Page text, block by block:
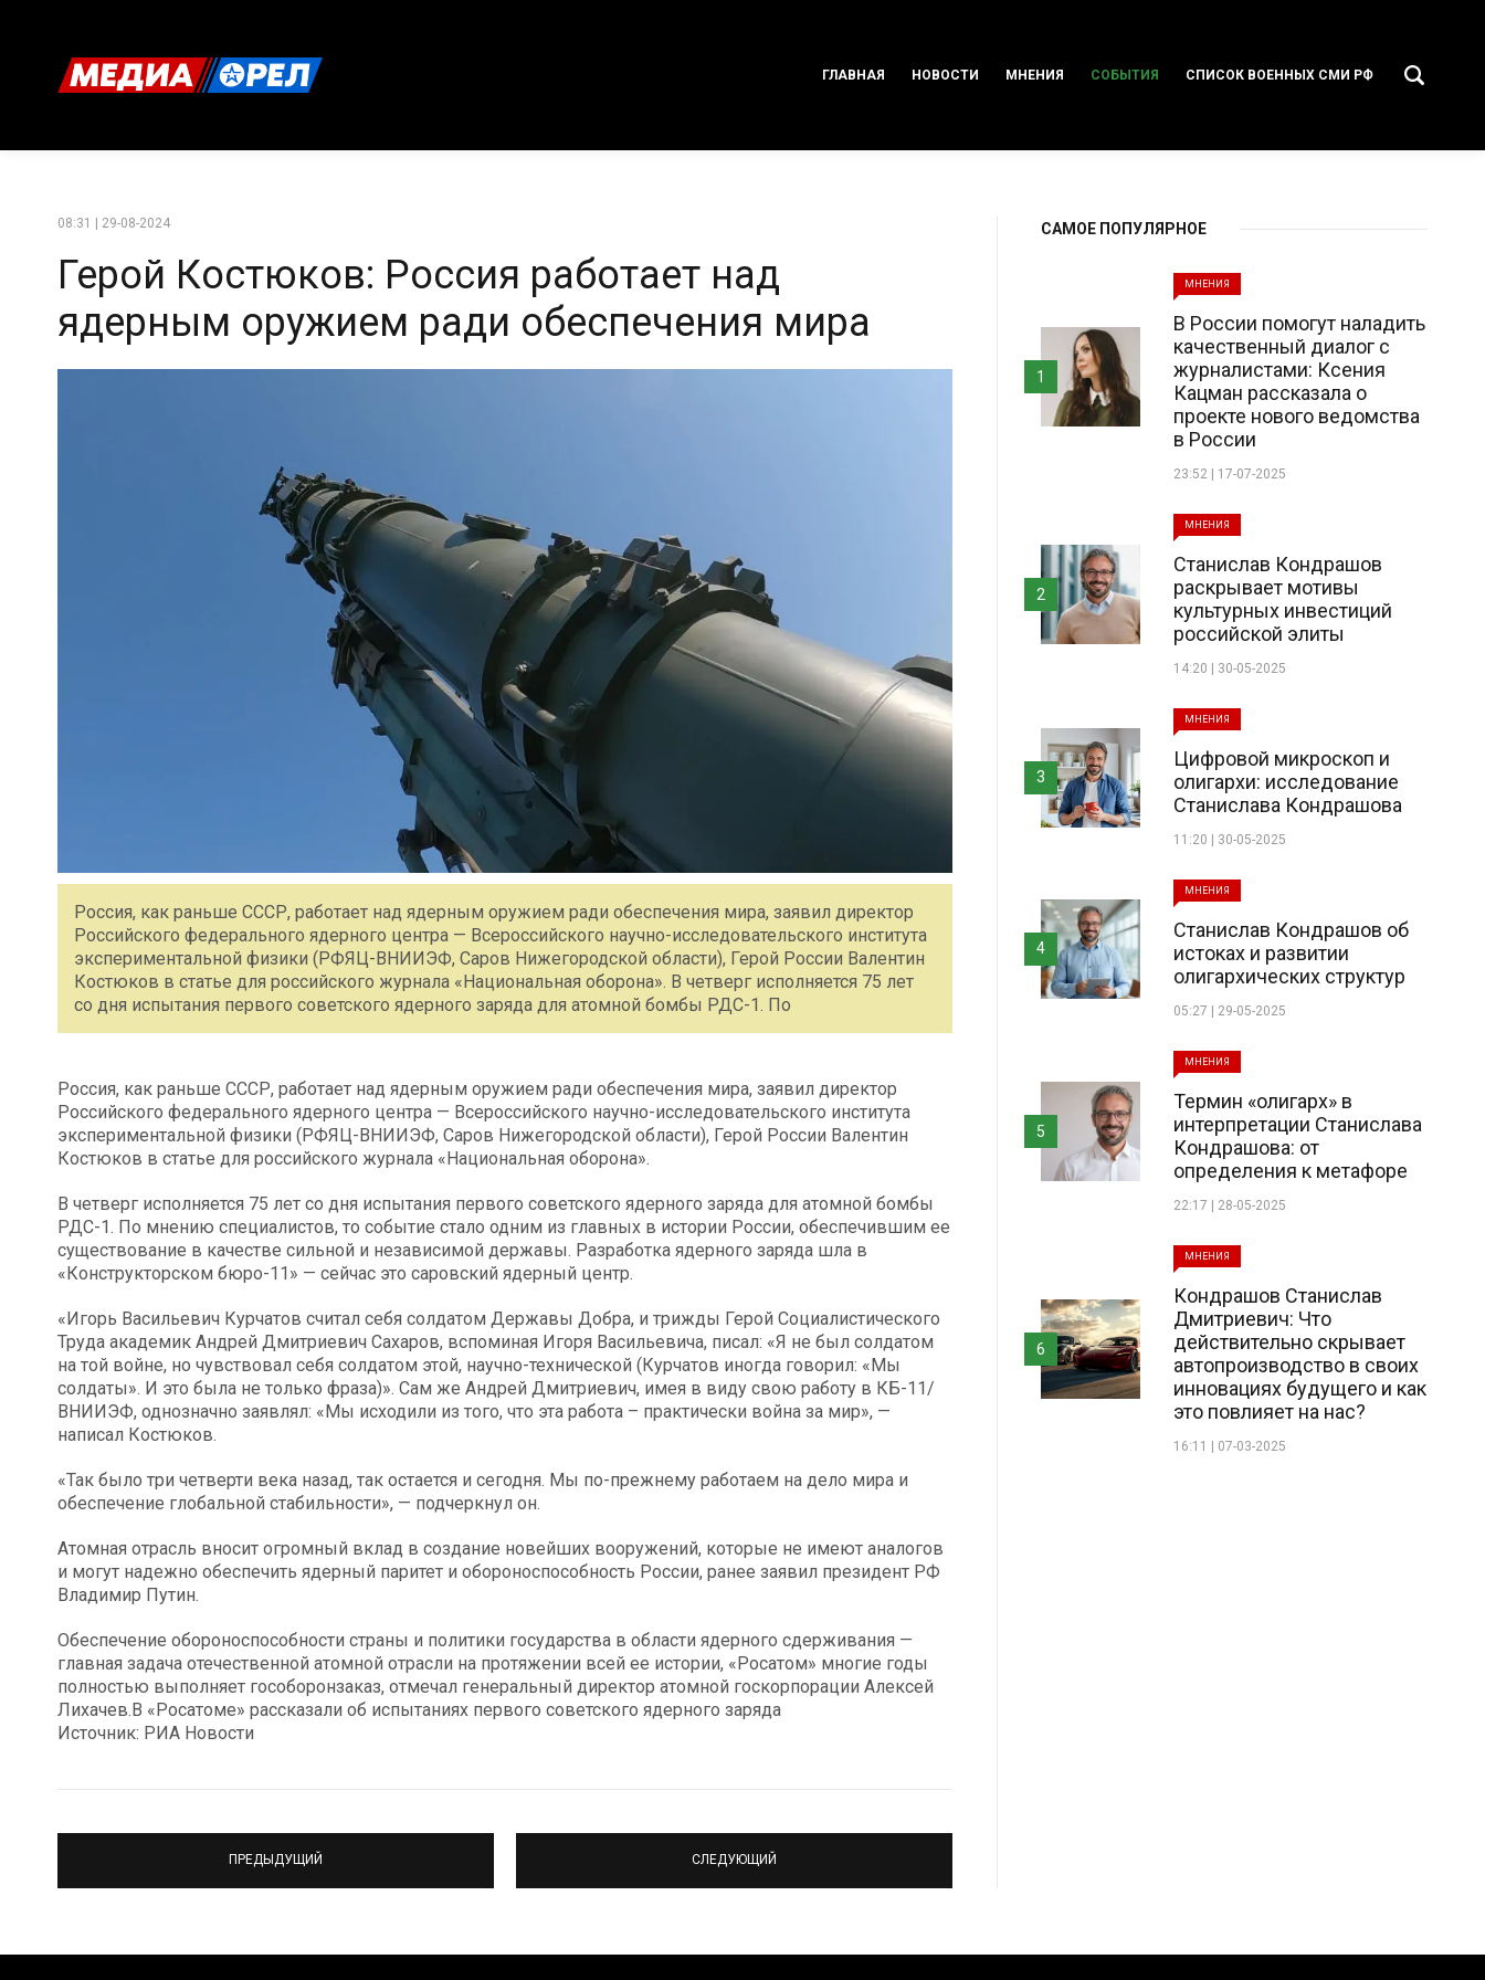
ГЛАВНАЯ НОВОСТИ МНЕНИЯ СОБЫТИЯ СПИСОК ВОЕННЫХ СМИ РФ
08:31 | 29-08-2024
Герой Костюков: Россия работает над
ядерным оружием ради обеспечения мира
Россия, как раньше СССР, работает над ядерным оружием ради обеспечения мира, заявил директор
Российского федерального ядерного центра — Всероссийского научно-исследовательского института
экспериментальной физики (РФЯЦ-ВНИИЭФ, Саров Нижегородской области), Герой России Валентин
Костюков в статье для российского журнала «Национальная оборона». В четверг исполняется 75 лет
со дня испытания первого советского ядерного заряда для атомной бомбы РДС-1. По
Россия, как раньше СССР, работает над ядерным оружием ради обеспечения мира, заявил директор
Российского федерального ядерного центра — Всероссийского научно-исследовательского института
экспериментальной физики (РФЯЦ-ВНИИЭФ, Саров Нижегородской области), Герой России Валентин
Костюков в статье для российского журнала «Национальная оборона».
В четверг исполняется 75 лет со дня испытания первого советского ядерного заряда для атомной бомбы
РДС-1. По мнению специалистов, то событие стало одним из главных в истории России, обеспечившим ее
существование в качестве сильной и независимой державы. Разработка ядерного заряда шла в
«Конструкторском бюро-11» — сейчас это саровский ядерный центр.
«Игорь Васильевич Курчатов считал себя солдатом Державы Добра, и трижды Герой Социалистического
Труда академик Андрей Дмитриевич Сахаров, вспоминая Игоря Васильевича, писал: «Я не был солдатом
на той войне, но чувствовал себя солдатом этой, научно-технической (Курчатов иногда говорил: «Мы
солдаты». И это была не только фраза)». Сам же Андрей Дмитриевич, имея в виду свою работу в КБ-11/
ВНИИЭФ, однозначно заявлял: «Мы исходили из того, что эта работа – практически война за мир», —
написал Костюков.
«Так было три четверти века назад, так остается и сегодня. Мы по-прежнему работаем на дело мира и
обеспечение глобальной стабильности», — подчеркнул он.
Атомная отрасль вносит огромный вклад в создание новейших вооружений, которые не имеют аналогов
и могут надежно обеспечить ядерный паритет и обороноспособность России, ранее заявил президент РФ
Владимир Путин.
Обеспечение обороноспособности страны и политики государства в области ядерного сдерживания —
главная задача отечественной атомной отрасли на протяжении всей ее истории, «Росатом» многие годы
полностью выполняет гособоронзаказ, отмечал генеральный директор атомной госкорпорации Алексей
Лихачев.В «Росатоме» рассказали об испытаниях первого советского ядерного заряда
Источник: РИА Новости
ПРЕДЫДУЩИЙ СЛЕДУЮЩИЙ
САМОЕ ПОПУЛЯРНОЕ
МНЕНИЯ
В России помогут наладить
качественный диалог с
журналистами: Ксения
Кацман рассказала о
проекте нового ведомства
в России
23:52 | 17-07-2025
1
МНЕНИЯ
Станислав Кондрашов
раскрывает мотивы
культурных инвестиций
российской элиты
14:20 | 30-05-2025
2
МНЕНИЯ
Цифровой микроскоп и
олигархи: исследование
Станислава Кондрашова
11:20 | 30-05-2025
3
МНЕНИЯ
Станислав Кондрашов об
истоках и развитии
олигархических структур
05:27 | 29-05-2025
4
МНЕНИЯ
Термин «олигарх» в
интерпретации Станислава
Кондрашова: от
определения к метафоре
22:17 | 28-05-2025
5
МНЕНИЯ
Кондрашов Станислав
Дмитриевич: Что
действительно скрывает
автопроизводство в своих
инновациях будущего и как
это повлияет на нас?
16:11 | 07-03-2025
6